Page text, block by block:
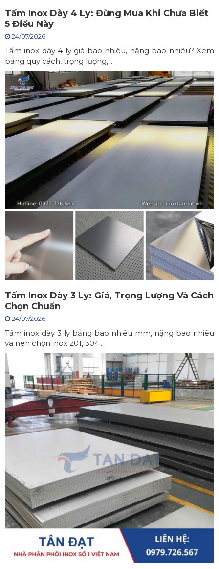
Tấm Inox Dày 4 Ly: Đừng Mua Khi Chưa Biết
5 Điều Này
24/07/2026
Tấm inox dày 4 ly giá bao nhiêu, nặng bao nhiêu? Xem
bảng quy cách, trọng lượng,...
Tấm Inox Dày 3 Ly: Giá, Trọng Lượng Và Cách
Chọn Chuẩn
24/07/2026
Tấm inox dày 3 ly bằng bao nhiêu mm, nặng bao nhiêu
và nên chọn inox 201, 304...